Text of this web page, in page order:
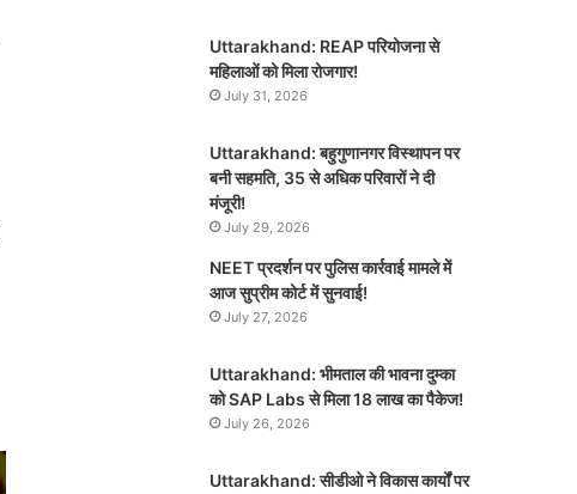
Uttarakhand: REAP परियोजना से
महिलाओं को मिला रोजगार!
July 31, 2026
Uttarakhand: बहुगुणानगर विस्थापन पर
बनी सहमति, 35 से अधिक परिवारों ने दी
मंजूरी!
July 29, 2026
NEET प्रदर्शन पर पुलिस कार्रवाई मामले में
आज सुप्रीम कोर्ट में सुनवाई!
July 27, 2026
Uttarakhand: भीमताल की भावना दुम्का
को SAP Labs से मिला 18 लाख का पैकेज!
July 26, 2026
Uttarakhand: सीडीओ ने विकास कार्यों पर